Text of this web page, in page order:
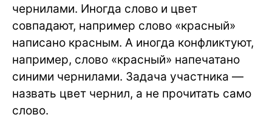
чернилами. Иногда слово и цвет
совпадают, например слово «красный»
написано красным. А иногда конфликтуют,
например, слово «красный» напечатано
синими чернилами. Задача участника —
назвать цвет чернил, а не прочитать само
слово.